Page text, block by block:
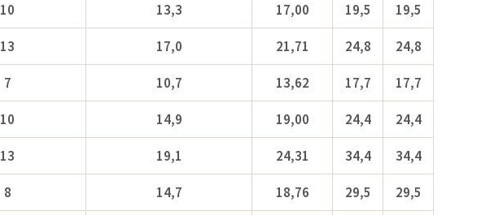
10 13,3 17,00 19,5 19,5
13 17,0 21,71 24,8 24,8
7 10,7 13,62 17,7 17,7
10 14,9 19,00 24,4 24,4
13 19,1 24,31 34,4 34,4
8 14,7 18,76 29,5 29,5